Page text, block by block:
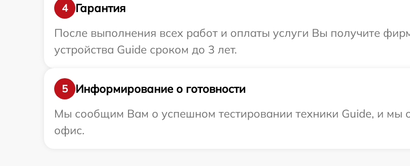
4
Гарантия
После выполнения всех работ и оплаты услуги Вы получите
устройства Guide сроком до 3 лет.
5
Информирование о готовности
Мы сообщим Вам о успешном тестировании техники Guide, и мы
офис.